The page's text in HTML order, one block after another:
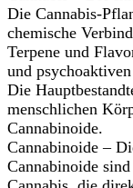
Die Cannabis-
chemische
Terpene und
und
Die
menschlichen
Cannabinoide.
Cannabinoide –
Cannabinoide